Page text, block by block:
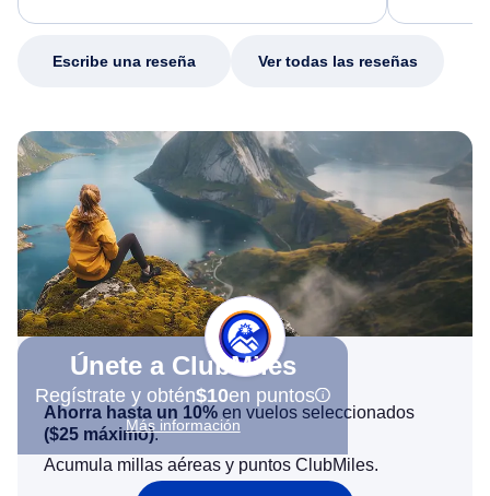
my issue.
Escribe una reseña Ver todas las reseñas
Únete a ClubMiles
Regístrate y obtén$10en puntos
Más información
Ahorra hasta un 10% en vuelos seleccionados
($25 máximo).
Acumula millas aéreas y puntos ClubMiles.